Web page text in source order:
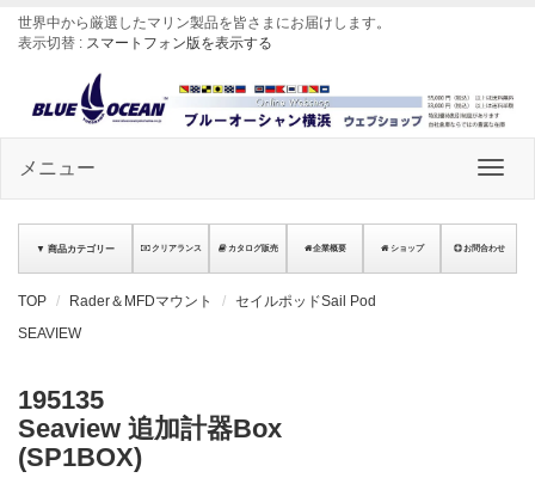
世界中から厳選したマリン製品を皆さまにお届けします。
表示切替 : スマートフォン版を表示する
メニュー
▼ 商品カテゴリー クリアランス カタログ販売 企業概要 ショップ お問合わせ
TOP Rader＆MFDマウント
セイルポッドSail Pod
SEAVIEW
195135
Seaview 追加計器Box
(SP1BOX)